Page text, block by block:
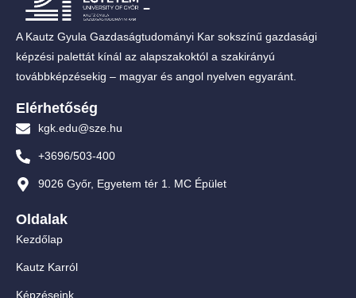
A Kautz Gyula Gazdaságtudományi Kar sokszínű gazdasági
képzési palettát kínál az alapszakoktól a szakirányú
továbbképzésekig – magyar és angol nyelven egyaránt.
Elérhetőség
kgk.edu@sze.hu
+3696/503-400
9026 Győr, Egyetem tér 1. MC Épület
Oldalak
Kezdőlap
Kautz Karról
Képzéseink